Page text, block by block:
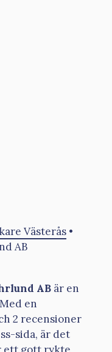
Västerås •
AB
AB är en
en
2 recensioner
sida, är det